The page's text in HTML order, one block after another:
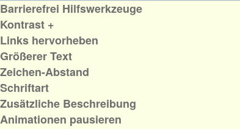
Barrierefrei Hilfswerkzeuge
Kontrast +
Links hervorheben
Größerer Text
Zeichen-Abstand
Schriftart
Zusätzliche Beschreibung
Animationen pausieren